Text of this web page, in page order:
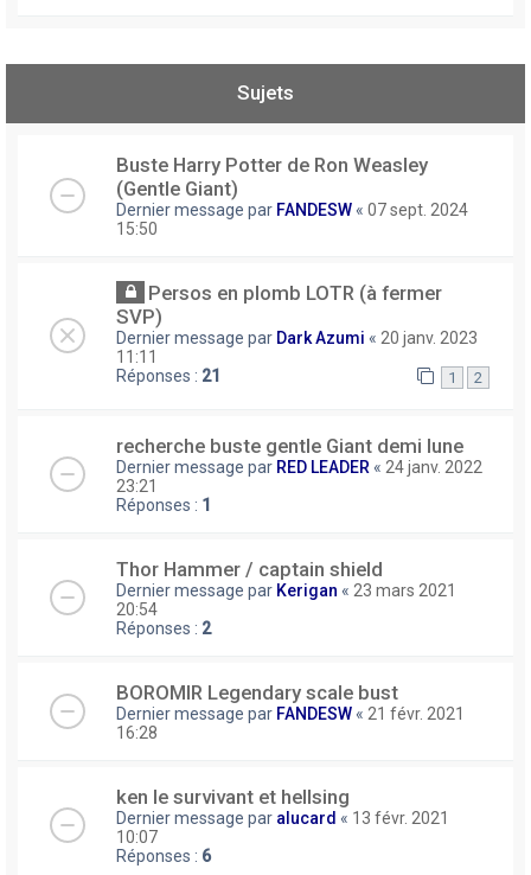
Sujets
Buste Harry Potter de Ron Weasley
(Gentle Giant)
Dernier message par FANDESW « 07 sept. 2024
15:50
Persos en plomb LOTR (à fermer
SVP)
Dernier message par Dark Azumi « 20 janv. 2023
11:11
Réponses : 21 1 2
recherche buste gentle Giant demi lune
Dernier message par RED LEADER « 24 janv. 2022
23:21
Réponses : 1
Thor Hammer / captain shield
Dernier message par Kerigan « 23 mars 2021
20:54
Réponses : 2
BOROMIR Legendary scale bust
Dernier message par FANDESW « 21 févr. 2021
16:28
ken le survivant et hellsing
Dernier message par alucard « 13 févr. 2021
10:07
Réponses : 6